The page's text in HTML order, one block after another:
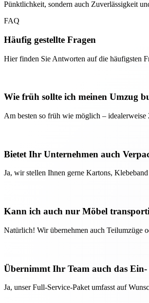
Pünktlichkeit, sondern auch Zuverlässigkeit
FAQ
Häufig gestellte Fragen
Hier finden Sie Antworten auf die häufigsten
Wie früh sollte ich meinen Umzug
Am besten so früh wie möglich –
Bietet Ihr Unternehmen auch
Ja, wir stellen Ihnen gerne Kartons,
Kann ich auch nur Möbel
Natürlich! Wir übernehmen auch Teilumzüge
Übernimmt Ihr Team auch das
Ja, unser Full-Service-Paket umfasst auf